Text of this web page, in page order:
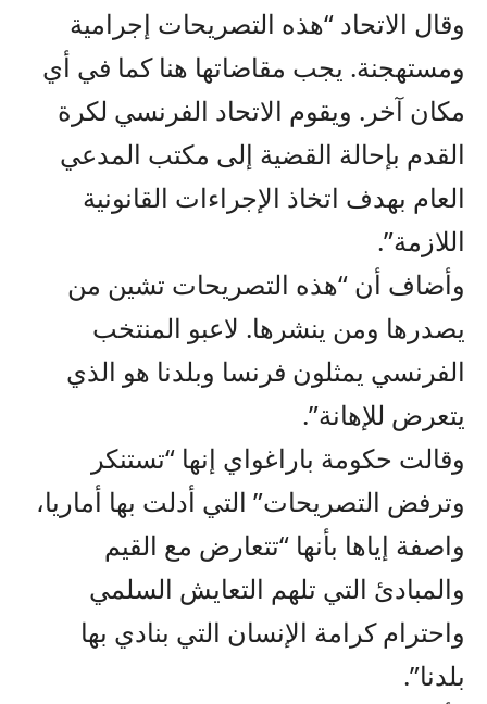
وقال الاتحاد “هذه التصريحات إجرامية
ومستهجنة. يجب مقاضاتها هنا كما في أي
مكان آخر. ويقوم الاتحاد الفرنسي لكرة
القدم بإحالة القضية إلى مكتب المدعي
العام بهدف اتخاذ الإجراءات القانونية
اللازمة”.
وأضاف أن “هذه التصريحات تشين من
يصدرها ومن ينشرها. لاعبو المنتخب
الفرنسي يمثلون فرنسا وبلدنا هو الذي
يتعرض للإهانة”.
وقالت حكومة باراغواي إنها “تستنكر
وترفض التصريحات” التي أدلت بها أماريا،
واصفة إياها بأنها “تتعارض مع القيم
والمبادئ التي تلهم التعايش السلمي
واحترام كرامة الإنسان التي بنادي بها
بلدنا”.